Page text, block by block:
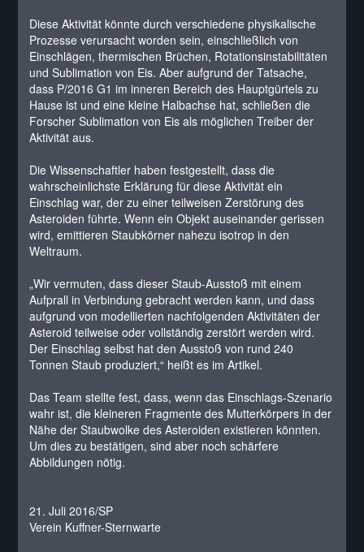
Diese Aktivität könnte durch verschiedene physikalische
Prozesse verursacht worden sein, einschließlich von
Einschlägen, thermischen Brüchen, Rotationsinstabilitäten
und Sublimation von Eis. Aber aufgrund der Tatsache,
dass P/2016 G1 im inneren Bereich des Hauptgürtels zu
Hause ist und eine kleine Halbachse hat, schließen die
Forscher Sublimation von Eis als möglichen Treiber der
Aktivität aus.
Die Wissenschaftler haben festgestellt, dass die
wahrscheinlichste Erklärung für diese Aktivität ein
Einschlag war, der zu einer teilweisen Zerstörung des
Asteroiden führte. Wenn ein Objekt auseinander gerissen
wird, emittieren Staubkörner nahezu isotrop in den
Weltraum.
„Wir vermuten, dass dieser Staub-Ausstoß mit einem
Aufprall in Verbindung gebracht werden kann, und dass
aufgrund von modellierten nachfolgenden Aktivitäten der
Asteroid teilweise oder vollständig zerstört werden wird.
Der Einschlag selbst hat den Ausstoß von rund 240
Tonnen Staub produziert,“ heißt es im Artikel.
Das Team stellte fest, dass, wenn das Einschlags-Szenario
wahr ist, die kleineren Fragmente des Mutterkörpers in der
Nähe der Staubwolke des Asteroiden existieren könnten.
Um dies zu bestätigen, sind aber noch schärfere
Abbildungen nötig.
21. Juli 2016/SP
Verein Kuffner-Sternwarte